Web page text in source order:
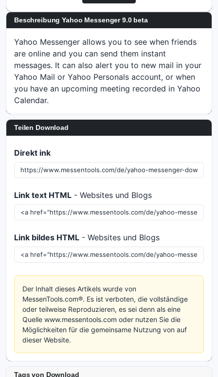
Beschreibung Yahoo Messenger 9.0 beta
Yahoo Messenger allows you to see when friends
are online and you can send them instant
messages. It can also alert you to new mail in your
Yahoo Mail or Yahoo Personals account, or when
you have an upcoming meeting recorded in Yahoo
Calendar.
Teilen Download
Direkt ink
Link text HTML - Websites und Blogs
Link bildes HTML - Websites und Blogs
Der Inhalt dieses Artikels wurde von
MessenTools.com®. Es ist verboten, die vollständige
oder teilweise Reproduzieren, es sei denn als eine
Quelle www.messentools.com oder nutzen Sie die
Möglichkeiten für die gemeinsame Nutzung von auf
dieser Website.
Tags von Download